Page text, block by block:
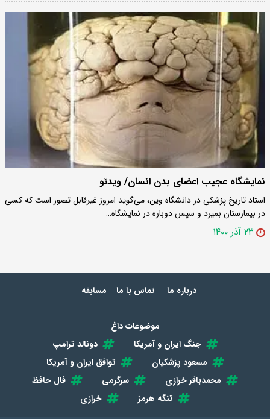
نمایشگاه عجیب اعضای بدن انسان/ ویدئو
استاد تاریخ پزشکی در دانشگاه وین، می‌گوید امروز غیرقابل تصور است که کسی
در بیمارستان بمیرد و سپس دوباره در نمایشگاه…
۲۳ آذر ۱۴۰۰
درباره ما تماس با ما مسابقه
موضوعات داغ
جنگ ایران و آمریکا
دونالد ترامپ
مسعود پزشکیان
توافق ایران و آمریکا
محمدباقر خرازی
سرگرمی
فال حافظ
تنگه هرمز
خرازی